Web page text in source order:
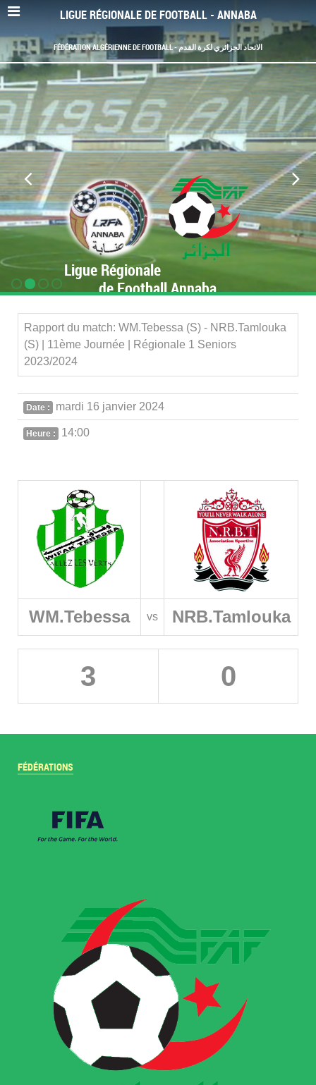
LIGUE RÉGIONALE DE FOOTBALL - ANNABA
FÉDÉRATION ALGÉRIENNE DE FOOTBALL - الاتحاد الجزائري لكرة القدم
Ligue Régionale
de Football Annaba
Rapport du match: WM.Tebessa (S) - NRB.Tamlouka
(S) | 11ème Journée | Régionale 1 Seniors
2023/2024
Date : mardi 16 janvier 2024
Heure : 14:00
WM.Tebessa vs NRB.Tamlouka
3 0
FÉDÉRATIONS